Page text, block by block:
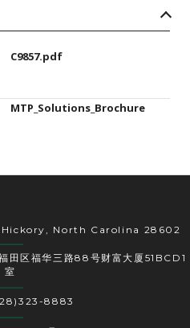
C9857.pdf
MTP_Solutions_Brochure
North Carolina 28602
田区福华三路88号财富大厦51BCD1
室
8883